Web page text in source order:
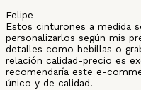
Felipe
Estos cinturones a medida
personalizarlos según mis
detalles como hebillas o
relación calidad-precio es
recomendaría este e-
único y de calidad.